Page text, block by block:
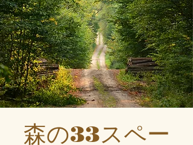
森の33スペー